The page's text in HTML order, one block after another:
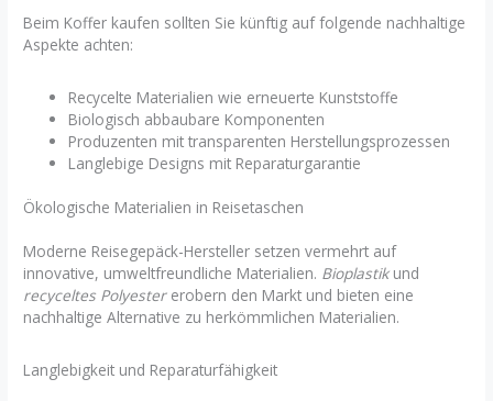
Beim Koffer kaufen sollten Sie künftig auf folgende nachhaltige
Aspekte achten:
Recycelte Materialien wie erneuerte Kunststoffe
Biologisch abbaubare Komponenten
Produzenten mit transparenten Herstellungsprozessen
Langlebige Designs mit Reparaturgarantie
Ökologische Materialien in Reisetaschen
Moderne Reisegepäck-Hersteller setzen vermehrt auf
innovative, umweltfreundliche Materialien. Bioplastikund
recyceltes Polyestererobern den Markt und bieten eine
nachhaltige Alternative zu herkömmlichen Materialien.
Langlebigkeit und Reparaturfähigkeit